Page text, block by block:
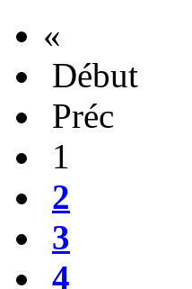
«
Début
Préc
1
2
3
4